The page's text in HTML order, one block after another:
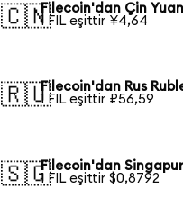
🇨🇳Filecoin'dan Çin
1 FIL eşittir ¥4,64
🇷🇺Filecoin'dan Rus
1 FIL eşittir ₽56,59
🇸🇬Filecoin'dan
1 FIL eşittir $0,8792